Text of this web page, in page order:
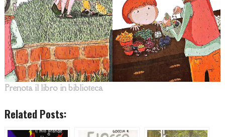
Prenota il libro in biblioteca
Related Posts: